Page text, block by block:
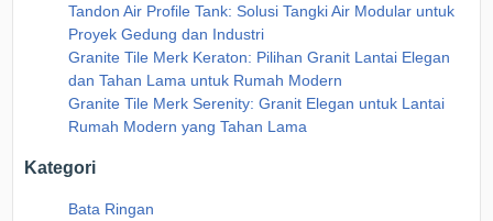
Tandon Air Profile Tank: Solusi Tangki Air Modular untuk
Proyek Gedung dan Industri
Granite Tile Merk Keraton: Pilihan Granit Lantai Elegan
dan Tahan Lama untuk Rumah Modern
Granite Tile Merk Serenity: Granit Elegan untuk Lantai
Rumah Modern yang Tahan Lama
Kategori
Bata Ringan